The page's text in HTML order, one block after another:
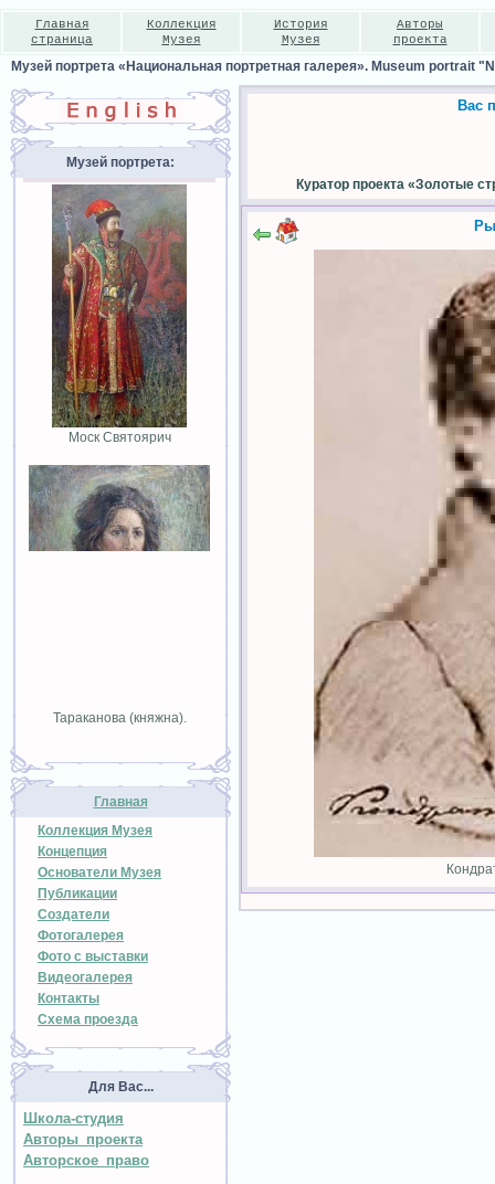
Главная
страница
Коллекция
Музея
История
Музея
Авторы
проекта
Музей портрета «Национальная портретная галерея». Museum portrait
Музей портрета:
Мocк Cвятoяpич
Тараканова (княжна).
Главная
Коллекция Музея
Концепция
Основатели Музея
Публикации
Создатели
Фотогалерея
Фото с выставки
Видеогалерея
Контакты
Схема проезда
Для Вас...
Школа-студия
Авторы проекта
Авторское право
Вас
Куратор проекта «Золотые